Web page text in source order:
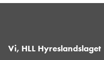
Vi, HLL Hyreslandslaget